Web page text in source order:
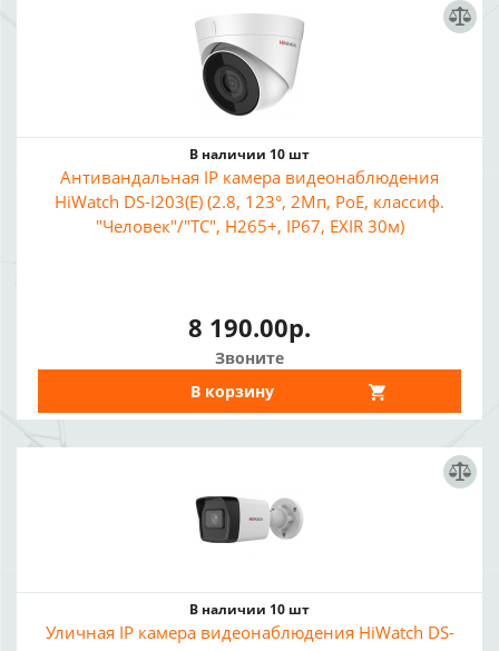
В наличии 10 шт
Антивандальная IP камера видеонаблюдения
HiWatch DS-I203(E) (2.8, 123°, 2Мп, PoE, классиф.
"Человек"/"ТС", H265+, IP67, EXIR 30м)
8 190.00р.
Звоните
В корзину
В наличии 10 шт
Уличная IP камера видеонаблюдения HiWatch DS-